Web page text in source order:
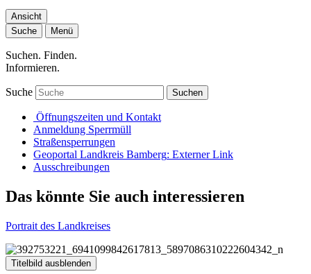
Ansicht
Suche
Menü
Suchen. Finden.
Informieren.
Suche Suchen
Öffnungszeiten und Kontakt
Anmeldung Sperrmüll
Straßensperrungen
Geoportal Landkreis Bamberg: Externer Link
Ausschreibungen
Das könnte Sie auch interessieren
Portrait des Landkreises
Titelbild ausblenden